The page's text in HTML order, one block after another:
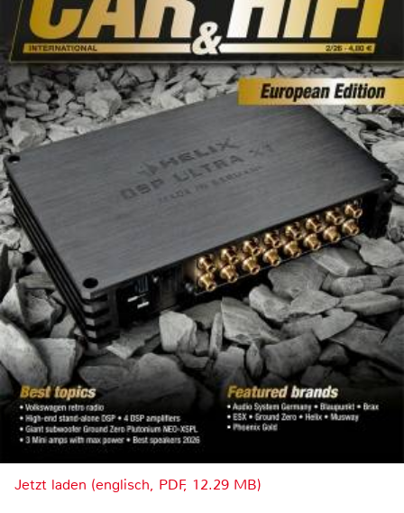
Jetzt laden (englisch, PDF, 12.29 MB)